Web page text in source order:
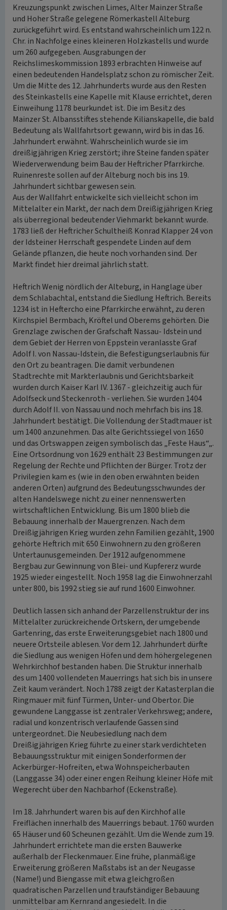
Kreuzungspunkt zwischen Limes, Alter Mainzer Straße
und Hoher Straße gelegene Römerkastell Alteburg
zurückgeführt wird. Es entstand wahrscheinlich um 122 n.
Chr. in Nachfolge eines kleineren Holzkastells und wurde
um 260 aufgegeben. Ausgrabungen der
Reichslimeskommission 1893 erbrachten Hinweise auf
einen bedeutenden Handelsplatz schon zu römischer Zeit.
Um die Mitte des 12. Jahrhunderts wurde aus den Resten
des Steinkastells eine Kapelle mit Klause errichtet, deren
Einweihung 1178 beurkundet ist. Die im Besitz des
Mainzer St. Albansstiftes stehende Kilianskapelle, die bald
Bedeutung als Wallfahrtsort gewann, wird bis in das 16.
Jahrhundert erwähnt. Wahrscheinlich wurde sie im
dreißigjährigen Krieg zerstört; ihre Steine fanden später
Wiederverwendung beim Bau der Heftricher Pfarrkirche.
Ruinenreste sollen auf der Alteburg noch bis ins 19.
Jahrhundert sichtbar gewesen sein.
Aus der Wallfahrt entwickelte sich vielleicht schon im
Mittelalter ein Markt, der nach dem Dreißigjährigen Krieg
als überregional bedeutender Viehmarkt bekannt wurde.
1783 ließ der Heftricher Schultheiß Konrad Klapper 24 von
der Idsteiner Herrschaft gespendete Linden auf dem
Gelände pflanzen, die heute noch vorhanden sind. Der
Markt findet hier dreimal jährlich statt.
Heftrich Wenig nördlich der Alteburg, in Hanglage über
dem Schlabachtal, entstand die Siedlung Heftrich. Bereits
1234 ist in Heftercho eine Pfarrkirche erwähnt, zu deren
Kirchspiel Bermbach, Kröftel und Oberems gehörten. Die
Grenzlage zwischen der Grafschaft Nassau- Idstein und
dem Gebiet der Herren von Eppstein veranlasste Graf
Adolf I. von Nassau-Idstein, die Befestigungserlaubnis für
den Ort zu beantragen. Die damit verbundenen
Stadtrechte mit Markterlaubnis und Gerichtsbarkeit
wurden durch Kaiser Karl IV. 1367 - gleichzeitig auch für
Adolfseck und Steckenroth - verliehen. Sie wurden 1404
durch Adolf II. von Nassau und noch mehrfach bis ins 18.
Jahrhundert bestätigt. Die Vollendung der Stadtmauer ist
um 1400 anzunehmen. Das alte Gerichtssiegel von 1650
und das Ortswappen zeigen symbolisch das „Feste Haus“„.
Eine Ortsordnung von 1629 enthält 23 Bestimmungen zur
Regelung der Rechte und Pflichten der Bürger. Trotz der
Privilegien kam es (wie in den oben erwähnten beiden
anderen Orten) aufgrund des Bedeutungsschwundes der
alten Handelswege nicht zu einer nennenswerten
wirtschaftlichen Entwicklung. Bis um 1800 blieb die
Bebauung innerhalb der Mauergrenzen. Nach dem
Dreißigjährigen Krieg wurden zehn Familien gezählt, 1900
gehörte Heftrich mit 650 Einwohnern zu den größeren
Untertaunusgemeinden. Der 1912 aufgenommene
Bergbau zur Gewinnung von Blei- und Kupfererz wurde
1925 wieder eingestellt. Noch 1958 lag die Einwohnerzahl
unter 800, bis 1992 stieg sie auf rund 1600 Einwohner.
Deutlich lassen sich anhand der Parzellenstruktur der ins
Mittelalter zurückreichende Ortskern, der umgebende
Gartenring, das erste Erweiterungsgebiet nach 1800 und
neuere Ortsteile ablesen. Vor dem 12. Jahrhundert dürfte
die Siedlung aus wenigen Höfen und dem höhergelegenen
Wehrkirchhof bestanden haben. Die Struktur innerhalb
des um 1400 vollendeten Mauerrings hat sich bis in unsere
Zeit kaum verändert. Noch 1788 zeigt der Katasterplan die
Ringmauer mit fünf Türmen, Unter- und Obertor. Die
gewundene Langgasse ist zentraler Verkehrsweg; andere,
radial und konzentrisch verlaufende Gassen sind
untergeordnet. Die Neubesiedlung nach dem
Dreißigjährigen Krieg führte zu einer stark verdichteten
Bebauungsstruktur mit einigen Sonderformen der
Ackerbürger-Hofreiten, etwa Wohnspeicherbauten
(Langgasse 34) oder einer engen Reihung kleiner Höfe mit
Wegerecht über den Nachbarhof (Eckenstraße).
Im 18. Jahrhundert waren bis auf den Kirchhof alle
Freiflächen innerhalb des Mauerrings bebaut. 1760 wurden
65 Häuser und 60 Scheunen gezählt. Um die Wende zum 19.
Jahrhundert errichtete man die ersten Bauwerke
außerhalb der Fleckenmauer. Eine frühe, planmäßige
Erweiterung größeren Maßstabs ist an der Neugasse
(Name!) und Biengasse mit etwa gleichgroßen
quadratischen Parzellen und traufständiger Bebauung
unmittelbar am Kernrand angesiedelt. In die